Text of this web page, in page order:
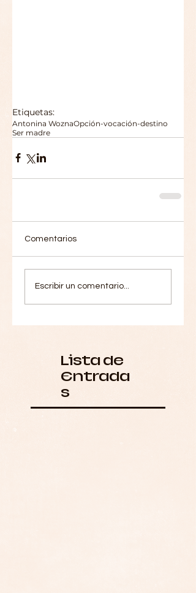
Etiquetas:
Antonina WoznaOpción-vocación-destino
Ser madre
Comentarios
Escribir un comentario...
Lista de
Entrada
s